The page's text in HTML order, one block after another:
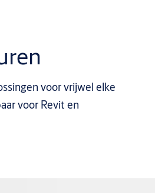
voor vrijwel elke
voor Revit en